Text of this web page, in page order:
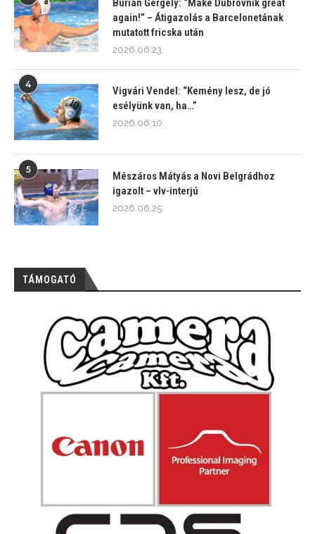
Burián Gergely: “Make Dubrovnik great
again!” – Átigazolás a Barcelonetának
mutatott fricska után
2026.06.23.
4
Vigvári Vendel: “Kemény lesz, de jó
esélyünk van, ha…”
2026.06.10.
5
Mészáros Mátyás a Novi Belgrádhoz
igazolt – vlv-interjú
2026.06.25.
TÁMOGATÓ